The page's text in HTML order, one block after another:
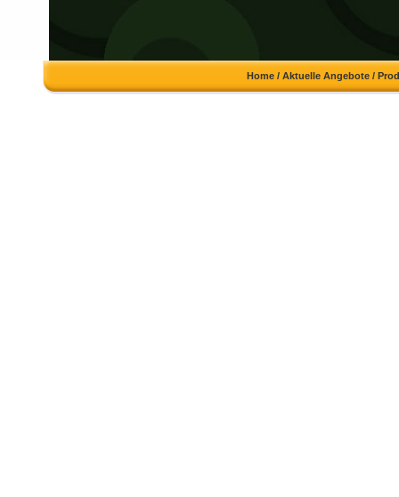
Home /Aktuelle Angebote /